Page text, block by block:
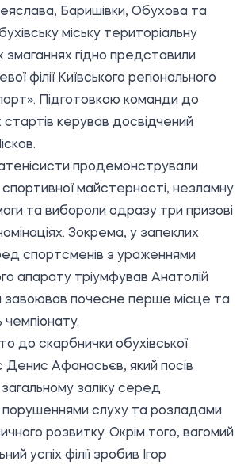
Баришівки, Обухова та
міську територіальну
змаганнях гідно представили
філії Київського регіонального
Підготовкою команди до
стартів керував досвідчений
продемонстрували
спортивної майстерності, незламну
та вибороли одразу три призові
Зокрема, у запеклих
спортсменів з ураженнями
апарату тріумфував Анатолій
завоював почесне перше місце та
до скарбнички обухівської
Денис Афанасьєв, який посів
заліку серед
порушеннями слуху та розладами
розвитку. Окрім того, вагомий
успіх філії зробив Ігор